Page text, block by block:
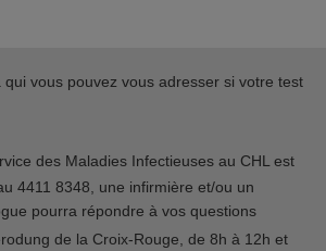
qui vous pouvez vous adresser si votre test
des Maladies Infectieuses au CHL est
4411 8348, une infirmière et/ou un
pourra répondre à vos questions
de la Croix-Rouge, de 8h à 12h et